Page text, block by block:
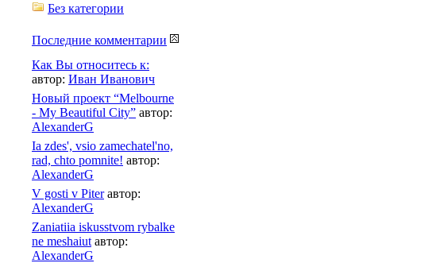
Без категории
Последние комментарии
Как Вы относитесь к:
автор: Иван Иванович
Новый проект “Melbourne
- My Beautiful City” автор:
AlexanderG
Ia zdes', vsio zamechatel'no,
rad, chto pomnite! автор:
AlexanderG
V gosti v Piter автор:
AlexanderG
Zaniatiia iskusstvom rybalke
ne meshaiut автор:
AlexanderG